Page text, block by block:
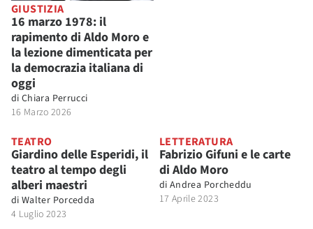
GIUSTIZIA
16 marzo 1978: il
rapimento di Aldo Moro e
la lezione dimenticata per
la democrazia italiana di
oggi
di Chiara Perrucci
16 Marzo 2026
TEATRO
Giardino delle Esperidi, il
teatro al tempo degli
alberi maestri
di Walter Porcedda
4 Luglio 2023
LETTERATURA
Fabrizio Gifuni e le carte
di Aldo Moro
di Andrea Porcheddu
17 Aprile 2023